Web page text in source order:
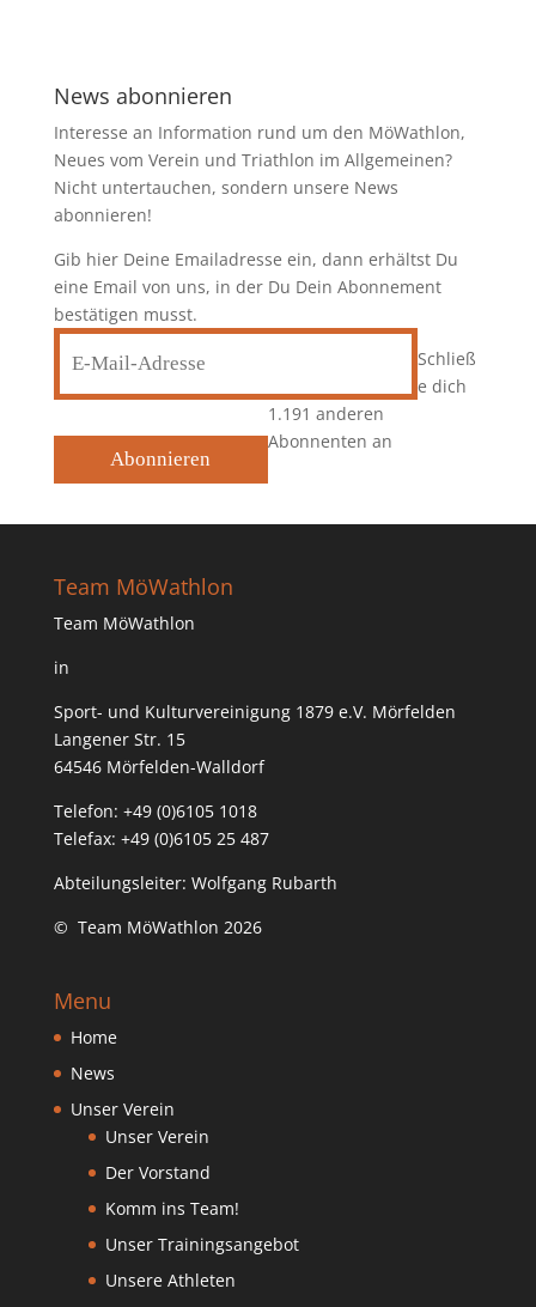
News abonnieren
Interesse an Information rund um den MöWathlon,
Neues vom Verein und Triathlon im Allgemeinen?
Nicht untertauchen, sondern unsere News
abonnieren!
Gib hier Deine Emailadresse ein, dann erhältst Du
eine Email von uns, in der Du Dein Abonnement
bestätigen musst.
E-
Mail-
Adresse
Abonnieren
Schließ
e dich
1.191 anderen
Abonnenten an
Team MöWathlon
Team MöWathlon
in
Sport- und Kulturvereinigung 1879 e.V. Mörfelden
Langener Str. 15
64546 Mörfelden-Walldorf
Telefon: +49 (0)6105 1018
Telefax: +49 (0)6105 25 487
Abteilungsleiter: Wolfgang Rubarth
© Team MöWathlon 2026
Menu
Home
News
Unser Verein
Unser Verein
Der Vorstand
Komm ins Team!
Unser Trainingsangebot
Unsere Athleten